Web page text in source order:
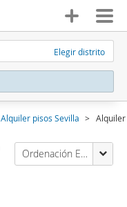
Elegir distrito
Alquiler pisos Sevilla Alquiler
Ordenación Enalquiler